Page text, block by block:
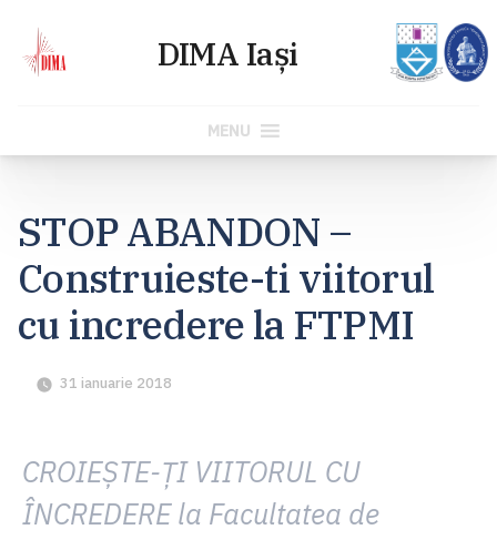
content
MENU
STOP ABANDON –
Construieste-ti viitorul
cu incredere la FTPMI
31 ianuarie 2018
CROIEȘTE-ȚI VIITORUL CU
ÎNCREDERE la Facultatea de